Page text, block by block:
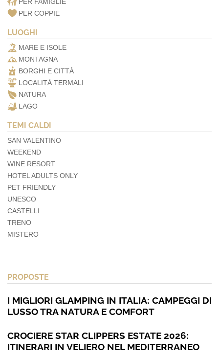
PER FAMIGLIE
PER COPPIE
LUOGHI
MARE E ISOLE
MONTAGNA
BORGHI E CITTÀ
LOCALITÀ TERMALI
NATURA
LAGO
TEMI CALDI
SAN VALENTINO
WEEKEND
WINE RESORT
HOTEL ADULTS ONLY
PET FRIENDLY
UNESCO
CASTELLI
TRENO
MISTERO
PROPOSTE
I MIGLIORI GLAMPING IN ITALIA: CAMPEGGI DI
LUSSO TRA NATURA E COMFORT
CROCIERE STAR CLIPPERS ESTATE 2026:
ITINERARI IN VELIERO NEL MEDITERRANEO